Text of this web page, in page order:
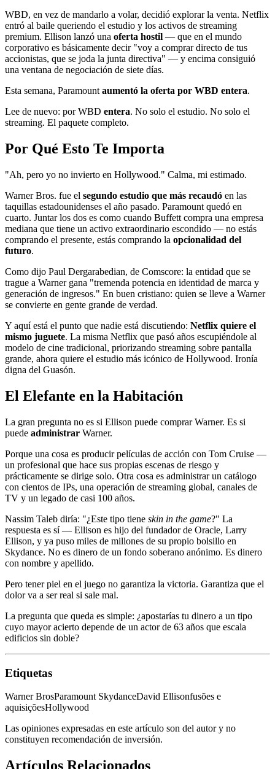
WBD, en vez de mandarlo a volar, decidió explorar la venta. Netflix
entró al baile queriendo el estudio y los activos de streaming
premium. Ellison lanzó una oferta hostil — que en el mundo
corporativo es básicamente decir "voy a comprar directo de tus
accionistas, que se joda la junta directiva" — y encima consiguió
una ventana de negociación de siete días.
Esta semana, Paramount aumentó la oferta por WBD entera.
Lee de nuevo: por WBD entera. No solo el estudio. No solo el
streaming. El paquete completo.
Por Qué Esto Te Importa
"Ah, pero yo no invierto en Hollywood." Calma, mi estimado.
Warner Bros. fue el segundo estudio que más recaudó en las
taquillas estadounidenses el año pasado. Paramount quedó en
cuarto. Juntar los dos es como cuando Buffett compra una empresa
mediana que tiene un activo extraordinario escondido — no estás
comprando el presente, estás comprando la opcionalidad del
futuro.
Como dijo Paul Dergarabedian, de Comscore: la entidad que se
trague a Warner gana "tremenda potencia en identidad de marca y
generación de ingresos." En buen cristiano: quien se lleve a Warner
se convierte en gente grande de verdad.
Y aquí está el punto que nadie está discutiendo: Netflix quiere el
mismo juguete. La misma Netflix que pasó años escupiéndole al
modelo de cine tradicional, priorizando streaming sobre pantalla
grande, ahora quiere el estudio más icónico de Hollywood. Ironía
digna del Guasón.
El Elefante en la Habitación
La gran pregunta no es si Ellison puede comprar Warner. Es si
puede administrar Warner.
Porque una cosa es producir películas de acción con Tom Cruise —
un profesional que hace sus propias escenas de riesgo y
prácticamente se dirige solo. Otra cosa es administrar un catálogo
con cientos de IPs, una operación de streaming global, canales de
TV y un legado de casi 100 años.
Nassim Taleb diría: "¿Este tipo tiene skin in the game?" La
respuesta es sí — Ellison es hijo del fundador de Oracle, Larry
Ellison, y ya puso miles de millones de su propio bolsillo en
Skydance. No es dinero de un fondo soberano anónimo. Es dinero
con nombre y apellido.
Pero tener piel en el juego no garantiza la victoria. Garantiza que el
dolor va a ser real si sale mal.
La pregunta que queda es simple: ¿apostarías tu dinero a un tipo
cuyo mayor acierto depende de un actor de 63 años que escala
edificios sin doble?
Etiquetas
Warner BrosParamount SkydanceDavid Ellisonfusões e
aquisiçõesHollywood
Las opiniones expresadas en este artículo son del autor y no
constituyen recomendación de inversión.
Artículos Relacionados